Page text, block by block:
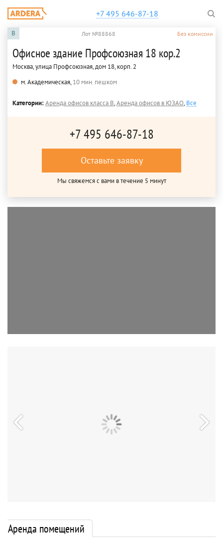
+7 495 646-87-18
B Лот №88868 Без комиссии
Офисное здание Профсоюзная 18 кор.2
Москва, улица Профсоюзная, дом 18, корп. 2
м. Академическая,10 мин. пешком
Категории:Аренда офисов класса B,Аренда офисов в ЮЗАО,Все
+7 495 646-87-18
Оставьте заявку
Мы свяжемся с вами в течение 5 минут
Аренда помещений